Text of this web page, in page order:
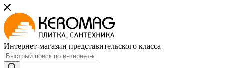
Интернет-магазин представительского класса